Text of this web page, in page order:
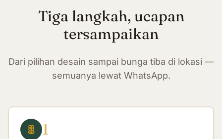
Tiga langkah, ucapan
tersampaikan
Dari pilihan desain sampai bunga tiba di lokasi —
semuanya lewat WhatsApp.
1